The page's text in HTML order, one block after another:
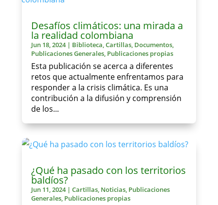
Desafíos climáticos: una mirada a
la realidad colombiana
Jun 18, 2024| Biblioteca,Cartillas, Documentos,
Publicaciones Generales, Publicaciones propias
Esta publicación se acerca a diferentes
retos que actualmente enfrentamos para
responder a la crisis climática. Es una
contribución a la difusión y comprensión
de los...
¿Qué ha pasado con los territorios
baldíos?
Jun 11, 2024| Cartillas, Noticias, Publicaciones
Generales, Publicaciones propias